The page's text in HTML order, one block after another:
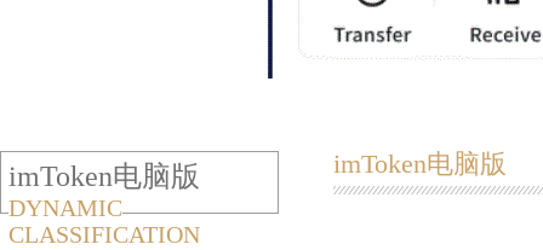
imToken电脑版
DYNAMIC
CLASSIFICATION
imToken电脑版